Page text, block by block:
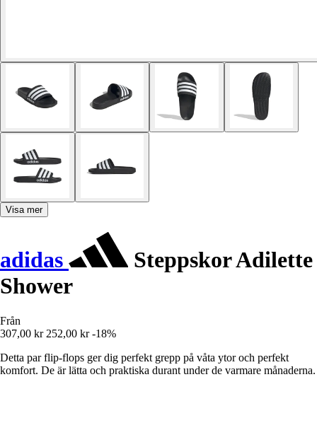
Visa mer
adidas
Steppskor Adilette
Shower
Från
307,00 kr 252,00 kr -18%
Detta par flip-flops ger dig perfekt grepp på våta ytor och perfekt
komfort. De är lätta och praktiska durant under de varmare månaderna.